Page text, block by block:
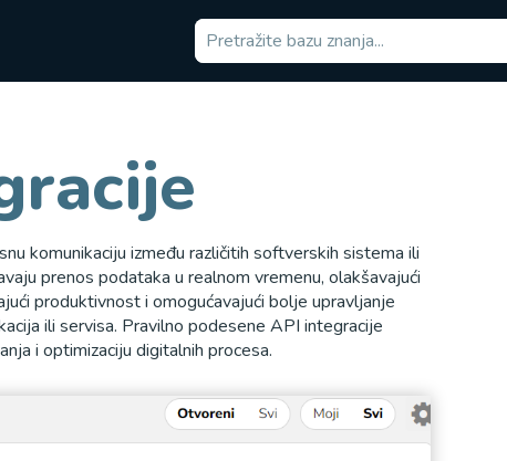
komunikaciju između različitih softverskih sistema ili
prenos podataka u realnom vremenu, olakšavajući
produktivnost i omogućavajući bolje upravljanje
ili servisa. Pravilno podesene API integracije
i optimizaciju digitalnih procesa.